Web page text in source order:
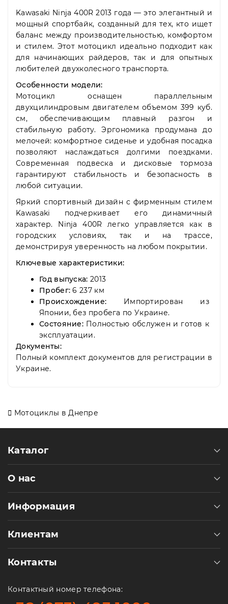
Вс
-
выходной
Kawasaki Ninja 400R 2013 года — это элегантный и
мощный спортбайк, созданный для тех, кто ищет
баланс между производительностью, комфортом
и стилем. Этот мотоцикл идеально подходит как
для начинающих райдеров, так и для опытных
любителей двухколесного транспорта.
Особенности модели:
Мотоцикл оснащен параллельным
двухцилиндровым двигателем объемом 399 куб.
см, обеспечивающим плавный разгон и
стабильную работу. Эргономика продумана до
мелочей: комфортное сиденье и удобная посадка
позволяют наслаждаться долгими поездками.
Современная подвеска и дисковые тормоза
гарантируют стабильность и безопасность в
любой ситуации.
Яркий спортивный дизайн с фирменным стилем
Kawasaki подчеркивает его динамичный
характер. Ninja 400R легко управляется как в
городских условиях, так и на трассе,
демонстрируя уверенность на любом покрытии.
Ключевые характеристики:
Год выпуска: 2013
Пробег: 6 237 км
Происхождение: Импортирован из
Японии, без пробега по Украине.
Состояние: Полностью обслужен и готов к
эксплуатации.
Документы:
Полный комплект документов для регистрации в
Украине.
Мотоциклы в Днепре
Каталог
О нас
Информация
Клиентам
Контакты
Контактный номер телефона: